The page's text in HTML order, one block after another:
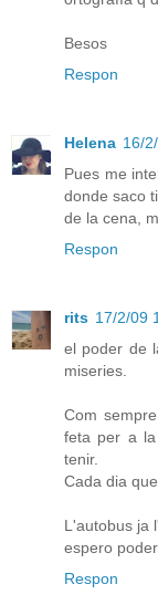
Besos
Respon
Helena 16/
Pues me
donde saco
de la cena,
Respon
rits 17/2/09
el poder de
miseries.
Com
feta per a
tenir.
Cada dia
L'autobus ja
espero
Respon